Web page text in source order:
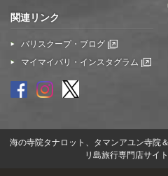
関連リンク
バリスクープ・ブログ
マイマイバリ・インスタグラム
海の寺院タナロット、タマンアユン寺院
リ島旅行専門店サイ